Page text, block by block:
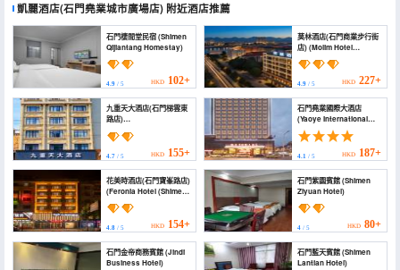
凱麗酒店(石門堯業城市廣場店) 附近酒店推薦
石門棲間堂民宿 (Shimen
Qijiantang Homestay)
4.9 / 5 HKD 102+
莫林酒店(石門商業步行街
店) (Molim Hotel
(Shimen Commercial
Pedestrian Street
Branch))
4.9/ 5 HKD 227+
九重天大酒店(石門梯雲東
路店)
(jiuchongtian.hotel)
4.7 / 5 HKD 155+
石門堯業國際大酒店
(Yaoye International
Hotel)
4.1/ 5 HKD 187+
花美時酒店(石門寶峯路店)
(Feronia Hotel (Shimen
Baofeng Road))
4.8 / 5 HKD 154+
石門紫園賓館 (Shimen
Ziyuan Hotel)
4/ 5 HKD 80+
石門金帝商務賓館 (Jindi
Business Hotel)
石門藍天賓館 (Shimen
Lantian Hotel)